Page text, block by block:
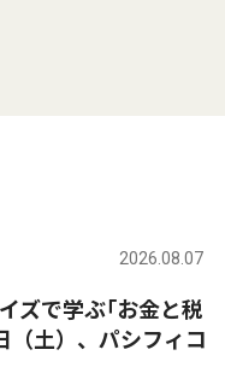
2026.08.07
ズで学ぶ｢お金と税
土）、パシフィコ